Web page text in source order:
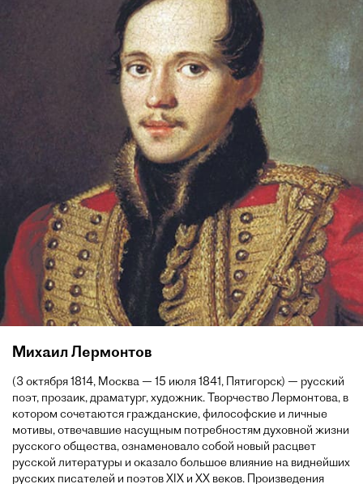
Михаил Лермонтов
(3 октября 1814, Москва — 15 июля 1841, Пятигорск) — русский
поэт, прозаик, драматург, художник. Творчество Лермонтова, в
котором сочетаются гражданские, философские и личные
мотивы, отвечавшие насущным потребностям духовной жизни
русского общества, ознаменовало собой новый расцвет
русской литературы и оказало большое влияние на виднейших
русских писателей и поэтов XIX и XX веков. Произведения